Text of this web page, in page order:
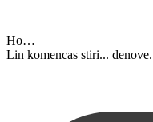
Ho…
Lin komencas stiri... denove.